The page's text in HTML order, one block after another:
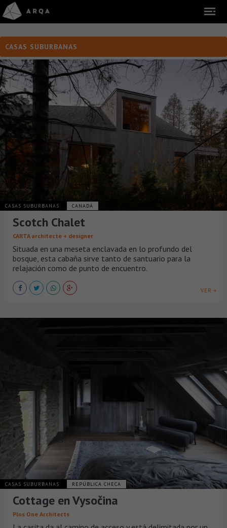
CASAS SUBURBANAS
CASAS SUBURBANAS CANADÁ
Scotch Chalet
CARTA architecte + designer
Situada en una meseta enclavada en lo profundo del
bosque, esta cabaña sirve tanto de santuario para la
relajación como de punto de encuentro.
VER +
CASAS SUBURBANAS REPÚBLICA CHECA
Cottage en Vysočina
Plus One Architects